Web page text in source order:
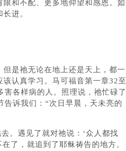
和不配、更多地仰望和感恩。如
进。
是祂无论在地上还是天上，都一
认真学习。马可福音第一章32至
各样病的人。照理说，祂忙碌了
诉我们：“次日早晨，天未亮的
。遇见了就对祂说：‘众人都找
了，就追到了耶稣祷告的地方。